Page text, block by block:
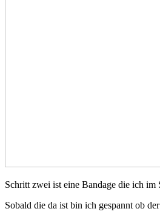
Schritt zwei ist eine Bandage die ich im
Sobald die da ist bin ich gespannt ob